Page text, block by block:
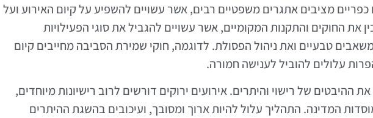
כפריים מציבים אתגרים משפטיים רבים, אשר עשויים להשפיע על קיום האירוע ועל
את החוקים והתקנות המקומיים, אשר עשויים להגביל את סוגי הפעילויות
טבעיים ואת ניהול הפסולת. לדוגמה, חוקי שמירת הסביבה מחייבים קיום
עלולים להוביל לענישה חמורה.
ההיבטים של רישוי והיתרים. אירועים ירוקים דורשים לרוב רישיונות מיוחדים,
המדינה. התהליך עלול להיות ארוך ומסובך, ועיכובים בהשגת ההיתרים